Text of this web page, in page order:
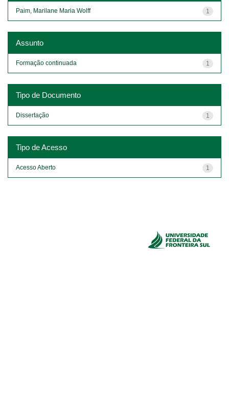
1
Paim, Marilane Maria Wolff
Assunto
1
Formação continuada
Tipo de Documento
1
Dissertação
Tipo de Acesso
1
Acesso Aberto